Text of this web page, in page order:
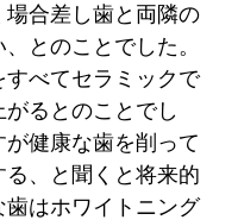
合差し歯と両隣の
とのことでした。
べてセラミックで
るとのことでし
健康な歯を削って
、と聞くと将来的
はホワイトニング